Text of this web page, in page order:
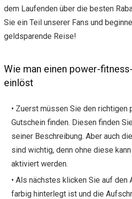
dem Laufenden über die besten
Sie ein Teil unserer Fans und
geldsparende Reise!
Wie man einen power-
einlöst
• Zuerst müssen Sie den
Gutschein finden. Diesen finden
seiner Beschreibung. Aber auch
sind wichtig, denn ohne diese
aktiviert werden.
• Als nächstes klicken Sie auf den
farbig hinterlegt ist und die